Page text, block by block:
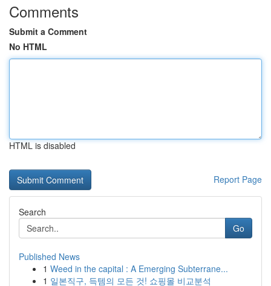
Comments
Submit a Comment
No HTML
HTML is disabled
Report Page
Search
Go
Published News
1 Weed in the capital : A Emerging Subterrane...
1 일본직구, 득템의 모든 것! 쇼핑몰 비교분석